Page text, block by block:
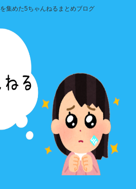
集めた5ちゃんねるまとめブログ